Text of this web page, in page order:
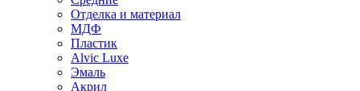
Отделка и материал
МДФ
Пластик
Alvic Luxe
Эмаль
Акрил